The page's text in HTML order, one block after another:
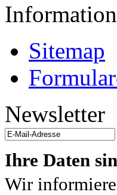
Sitemap
Newsletter
Ihre Daten
Wir